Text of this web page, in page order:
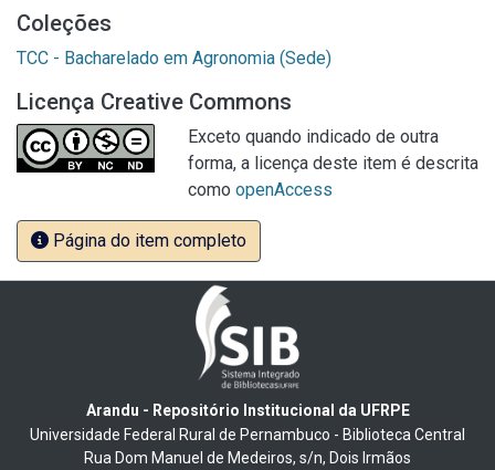
Coleções
TCC - Bacharelado em Agronomia (Sede)
Licença Creative Commons
Exceto quando indicado de outra
forma, a licença deste item é descrita
como openAccess
Página do item completo
Arandu - Repositório Institucional da UFRPE
Universidade Federal Rural de Pernambuco - Biblioteca Central
Rua Dom Manuel de Medeiros, s/n, Dois Irmãos